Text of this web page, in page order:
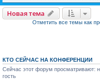
Новая тема
Отметить все темы как
КТО СЕЙЧАС НА КОНФЕРЕНЦИИ
Сейчас этот форум просматривают:
гость